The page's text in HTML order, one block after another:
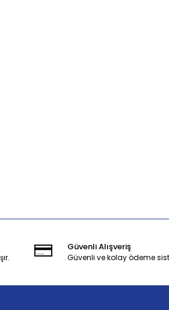
Güvenli Alışveriş
Güvenli ve kolay ödeme